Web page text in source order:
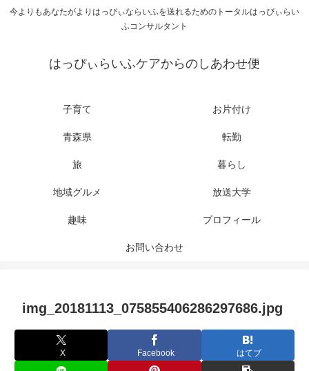
今よりもあなたがよりはっぴぃならいふを送れるためのトータルはっぴぃらい
ふコンサルタント
はっぴぃらいふケアからのしあわせ便
子育て お片付け
青森県 転勤
旅 暮らし
地域グルメ 放送大学
趣味 プロフィール
お問い合わせ
img_20181113_075855406286297686.jpg
X Facebook はてブ